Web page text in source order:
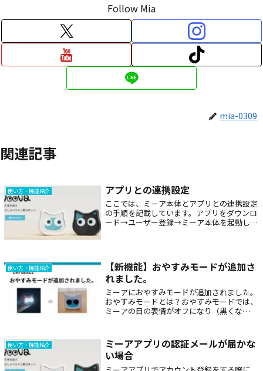
Follow Mia
mia-0309
関連記事
使い方・機能紹介 アプリとの連携設定
ここでは、ミーア本体とアプリとの連携設定
の手順を記載しています。アプリをダウンロ
ード→ユーザー登録→ミーア本体を起動し
使い方・機能紹介
【新機能】おやすみモードが追加さ
れました。
ミーアにおやすみモードが追加されました。
おやすみモードとは？おやすみモードでは、
ミーアの目の表情がオフになり（黒くな
定（変更）します。終了時刻以降はミーアの
目の...
使い方・機能紹介
ミーアアプリの認証メールが届かな
い場合